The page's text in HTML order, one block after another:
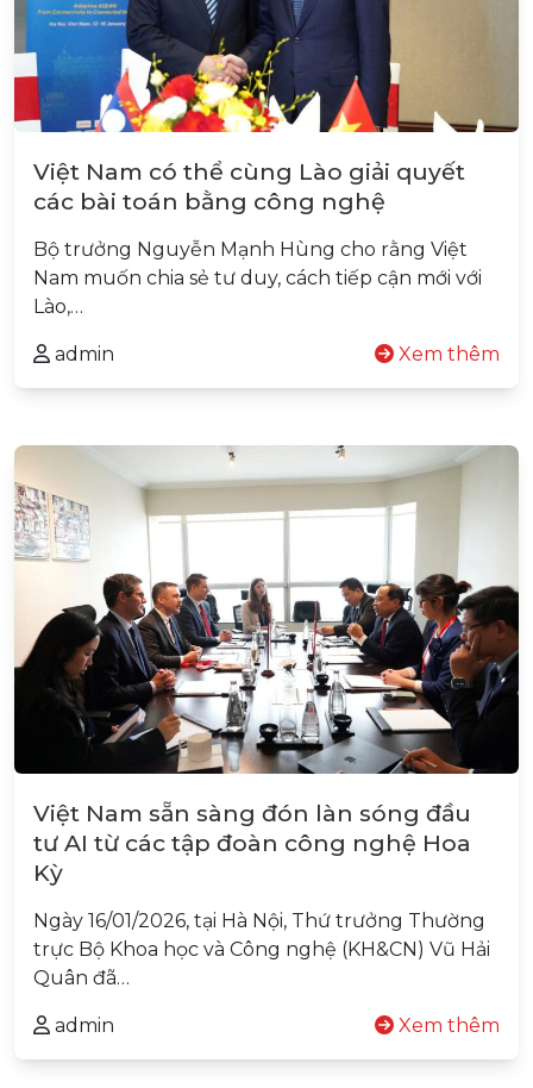
Việt Nam có thể cùng Lào giải quyết
các bài toán bằng công nghệ
Bộ trưởng Nguyễn Mạnh Hùng cho rằng Việt
Nam muốn chia sẻ tư duy, cách tiếp cận mới với
Lào,…
admin Xem thêm
Việt Nam sẵn sàng đón làn sóng đầu
tư AI từ các tập đoàn công nghệ Hoa
Kỳ
Ngày 16/01/2026, tại Hà Nội, Thứ trưởng Thường
trực Bộ Khoa học và Công nghệ (KH&CN) Vũ Hải
Quân đã…
admin Xem thêm